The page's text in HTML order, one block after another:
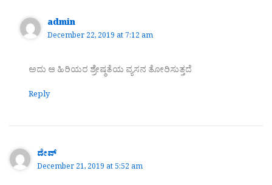
admin
December 22, 2019 at 7:12 am
ಅದು ಆ ಹಿರಿಯರ ಶ್ರೇಷ್ಠತೆಯ ವ್ಯಸನ ತೋರಿಸುತ್ತದೆ
Reply
ದೇವ್
December 21, 2019 at 5:52 am